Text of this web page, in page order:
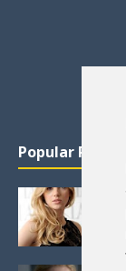
Popular Posts